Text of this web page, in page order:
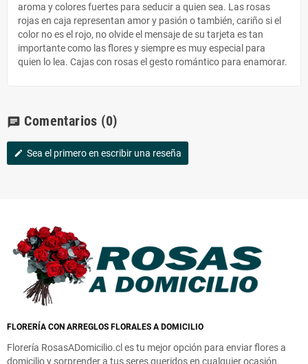
aroma y colores fuertes para seducir a quien sea. Las rosas
rojas en caja representan amor y pasión o también, cariño si el
color no es el rojo, no olvide el mensaje de su tarjeta es tan
importante como las flores y siempre es muy especial para
quien lo lea. Cajas con rosas el gesto romántico para enamorar.
chat Comentarios (0)
edit Sea el primero en escribir una reseña
FLORERÍA CON ARREGLOS FLORALES A DOMICILIO
Florería RosasADomicilio.cl es tu mejor opción para enviar flores a
domicilio y sorprender a tus seres queridos en cualquier ocasión.